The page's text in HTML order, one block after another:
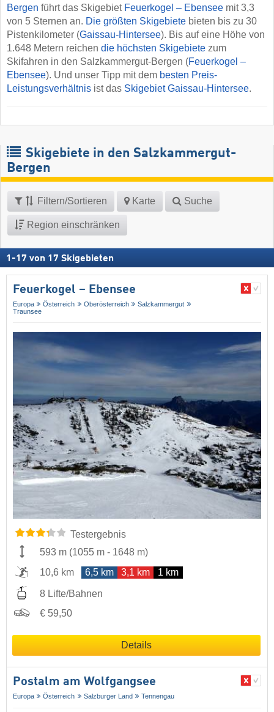
Bergen führt das Skigebiet Feuerkogel – Ebensee mit 3,3
von 5 Sternen an. Die größten Skigebiete bieten bis zu 30
Pistenkilometer (Gaissau-Hintersee). Bis auf eine Höhe von
1.648 Metern reichen die höchsten Skigebiete zum
Skifahren in den Salzkammergut-Bergen (Feuerkogel –
Ebensee). Und unser Tipp mit dem besten Preis-
Leistungsverhältnis ist das Skigebiet Gaissau-Hintersee.
Skigebiete in den Salzkammergut-
Bergen
Filtern/Sortieren Karte Suche
Region einschränken
1 -17 von 17 Skigebieten
Feuerkogel – Ebensee
Europa Österreich Oberösterreich
Salzkammergut
Traunsee
Testergebnis
593 m (1055 m - 1648 m)
10,6 km
6,5 km 3,1 km 1 km
8 Lifte/Bahnen
€ 59,50
Details
Postalm am Wolfgangsee
Europa Österreich Salzburger Land Tennengau